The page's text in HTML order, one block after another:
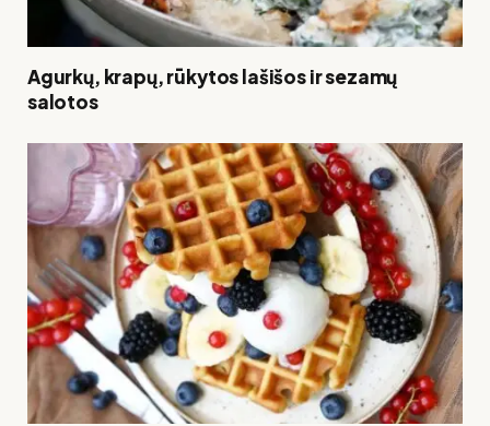
Agurkų, krapų, rūkytos lašišos ir sezamų
salotos